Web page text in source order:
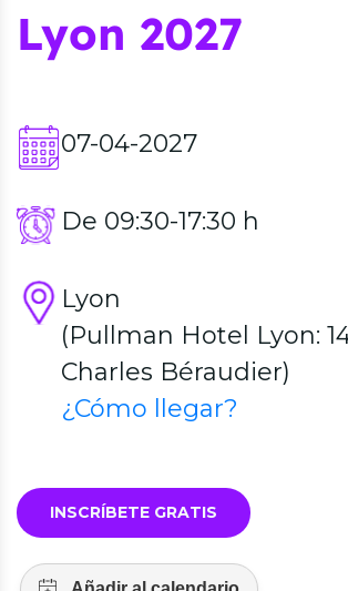
Lyon 2027
07-04-2027
De 09:30-17:30 h
Lyon
(Pullman Hotel Lyon:
Charles Béraudier)
¿Cómo llegar?
INSCRÍBETE GRATIS